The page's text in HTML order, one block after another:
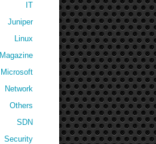
IT
Juniper
Linux
Magazine
Microsoft
Network
Others
SDN
Security